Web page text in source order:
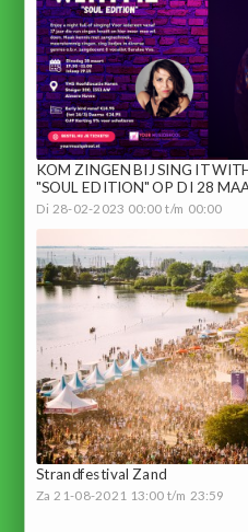
KOM ZINGEN BIJ SING IT
"SOUL EDITION" OP DI 28
Di 28-02-2023 00:00 t/m 00:00
Strandfestival Zand
Za 21-08-2021 13:00 t/m 23:59